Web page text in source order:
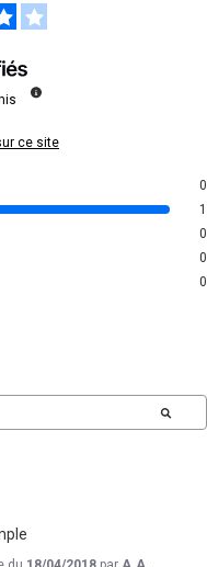
ce site
0
1
0
0
0